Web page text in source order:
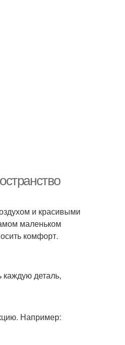
и красивыми
маленьком
комфорт.
деталь,
Например: